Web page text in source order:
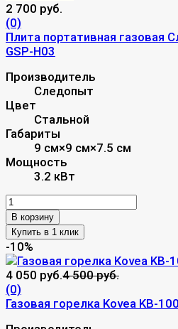
2 700 руб.
(0)
Плита портативная газовая
GSP-Н03
Производитель
Следопыт
Цвет
Стальной
Габариты
9 см×9 см×7.5 см
Мощность
3.2 кВт
В корзину
-10%
4 050 руб.4 500 руб.
(0)
Газовая горелка Kovea KB-